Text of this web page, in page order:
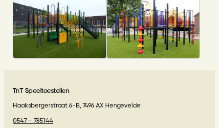
TnT Speeltoestellen
Haaksbergerstraat 6-B, 7496 AX Hengevelde
0547 – 785144